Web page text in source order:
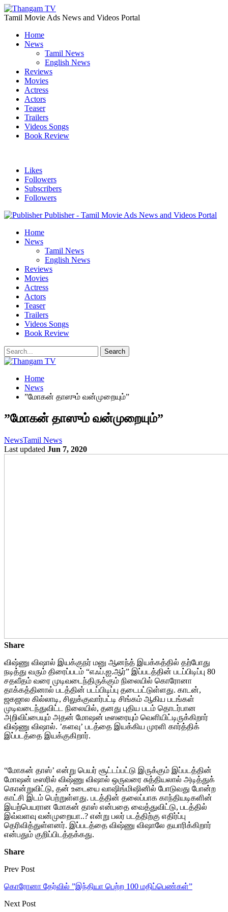
Tamil Movie Ads News and Videos Portal
Home
News
Tamil News
English News
Reviews
Movies
Actress
Actors
Teaser
Trailers
Videos Songs
Book Review
Likes
Followers
Subscribers
Followers
Publisher - Tamil Movie Ads News and Videos Portal
Home
News
Tamil News
English News
Reviews
Movies
Actress
Actors
Teaser
Trailers
Videos Songs
Book Review
Home
News
”மோகன் தாஸும் வன்முறையும்”
”மோகன் தாஸும் வன்முறையும்”
NewsTamil News
Last updated Jun 7, 2020
Share
விஷ்ணு விஷால் இயக்குநர் மனு ஆனந்த் இயக்கத்தில் தற்போது
நடித்து வரும் திரைப்படம் “எஃப்.ஐ.ஆர்” இப்படத்தின் படப்பிடிப்பு 80
சதவீதம் வரை முடிவடைந்திருக்கும் நிலையில் கொரோனா
தாக்கத்தினால் படத்தின் படப்பிடிப்பு தடைபட்டுள்ளது. காடன்,
ஜகஜால கில்லாடி, சிலுக்குவார்பட்டி சிங்கம் ஆகிய படங்கள்
முடிவடைந்துவிட்ட நிலையில், தனது புதிய படம் தொடர்பான
அறிவிப்பையும் அதன் மோஷன் டீஸரையும் வெளியிட்டிருக்கிறார்
விஷ்ணு விஷால். ’களவு’ படத்தை இயக்கிய முரளி கார்த்திக்
இப்படத்தை இயக்குகிறார்.
“மோகன் தாஸ்’ என்று பெயர் சூட்டப்பட்டு இருக்கும் இப்படத்தின்
மோஷன் டீஸரில் விஷ்ணு விஷால் ஒருவரை சுத்தியலால் அடித்துக்
கொன்றுவிட்டு, தன் உடையை வாஷிங்மிஷினில் போடுவது போன்ற
காட்சி இடம் பெற்றுள்ளது. படத்தின் தலைப்பாக காந்தியடிகளின்
இயற்பெயரான மோகன் தாஸ் என்பதை வைத்துவிட்டு, படத்தில்
இவ்வளவு வன்முறையா..? என்று பலர் படத்திற்கு எதிர்ப்பு
தெரிவித்துள்ளனர். இப்படத்தை விஷ்ணு விஷாலே தயாரிக்கிறார்
என்பதும் குறிப்பிடத்தக்கது.
Share
Prev Post
கொரோனா தேர்வில் ”இந்தியா பெற்ற 100 மதிப்பெண்கள்”
Next Post